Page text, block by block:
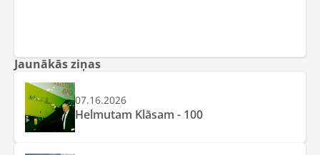
Jaunākās ziņas
07.16.2026
Helmutam Klāsam - 100